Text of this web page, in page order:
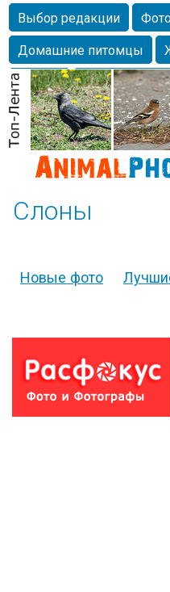
Выбор редакции
Домашние питомцы
Собаки
Морда
Собачка
Насекомое
Коты
Слоны
Новые фото